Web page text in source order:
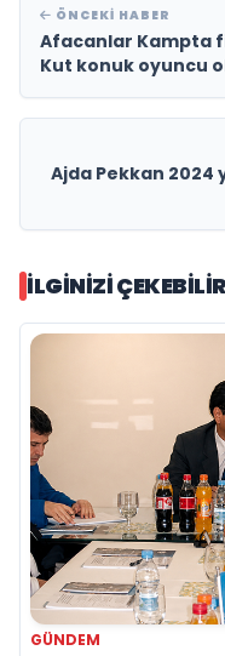
ÖNCEKI HABER
Afacanlar Kampta
Kut konuk oyuncu
Ajda Pekkan 2024
İLGINIZI ÇEKEBILIR
GÜNDEM